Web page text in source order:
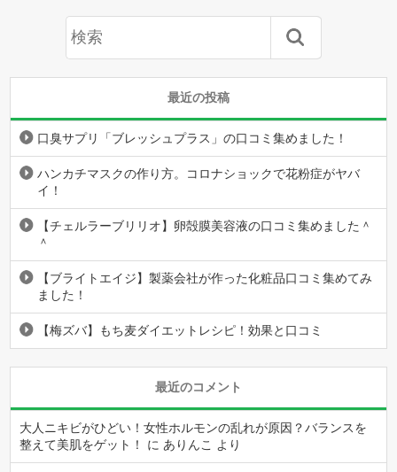
最近の投稿
口臭サプリ「ブレッシュプラス」の口コミ集めました！
ハンカチマスクの作り方。コロナショックで花粉症がヤバ
イ！
【チェルラーブリリオ】卵殻膜美容液の口コミ集めました＾
＾
【ブライトエイジ】製薬会社が作った化粧品口コミ集めてみ
ました！
【梅ズバ】もち麦ダイエットレシピ！効果と口コミ
最近のコメント
大人ニキビがひどい！女性ホルモンの乱れが原因？バランスを
整えて美肌をゲット！
に ありんこ より